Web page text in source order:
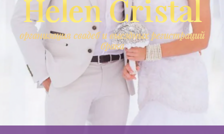
организация свадеб и выездных регистраций
брака